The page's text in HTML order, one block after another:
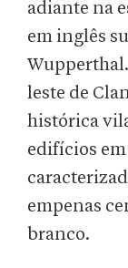
adiante na
em inglês
leste de
histórica
edifícios
empenas
branco.